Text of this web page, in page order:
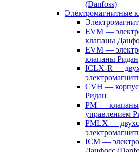
(Danfoss)
Электромагнитные
EVM —
клапаны
EVM —
клапаны Ридан
ICLX-R —
CVH — корпус
Ридан
PM —
управлением
PMLX —
ICM —